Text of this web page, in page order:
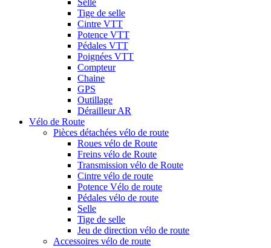
Selle
Tige de selle
Cintre VTT
Potence VTT
Pédales VTT
Poignées VTT
Compteur
Chaine
GPS
Outillage
Dérailleur AR
Vélo de Route
Pièces détachées vélo de route
Roues vélo de Route
Freins vélo de Route
Transmission vélo de Route
Cintre vélo de route
Potence Vélo de route
Pédales vélo de route
Selle
Tige de selle
Jeu de direction vélo de route
Accessoires vélo de route